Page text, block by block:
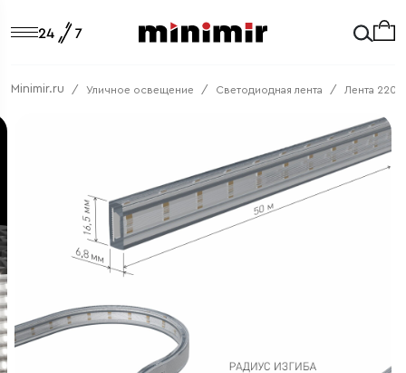
Minimir.ru Уличное освещение Светодиодная лента Лента 220 В